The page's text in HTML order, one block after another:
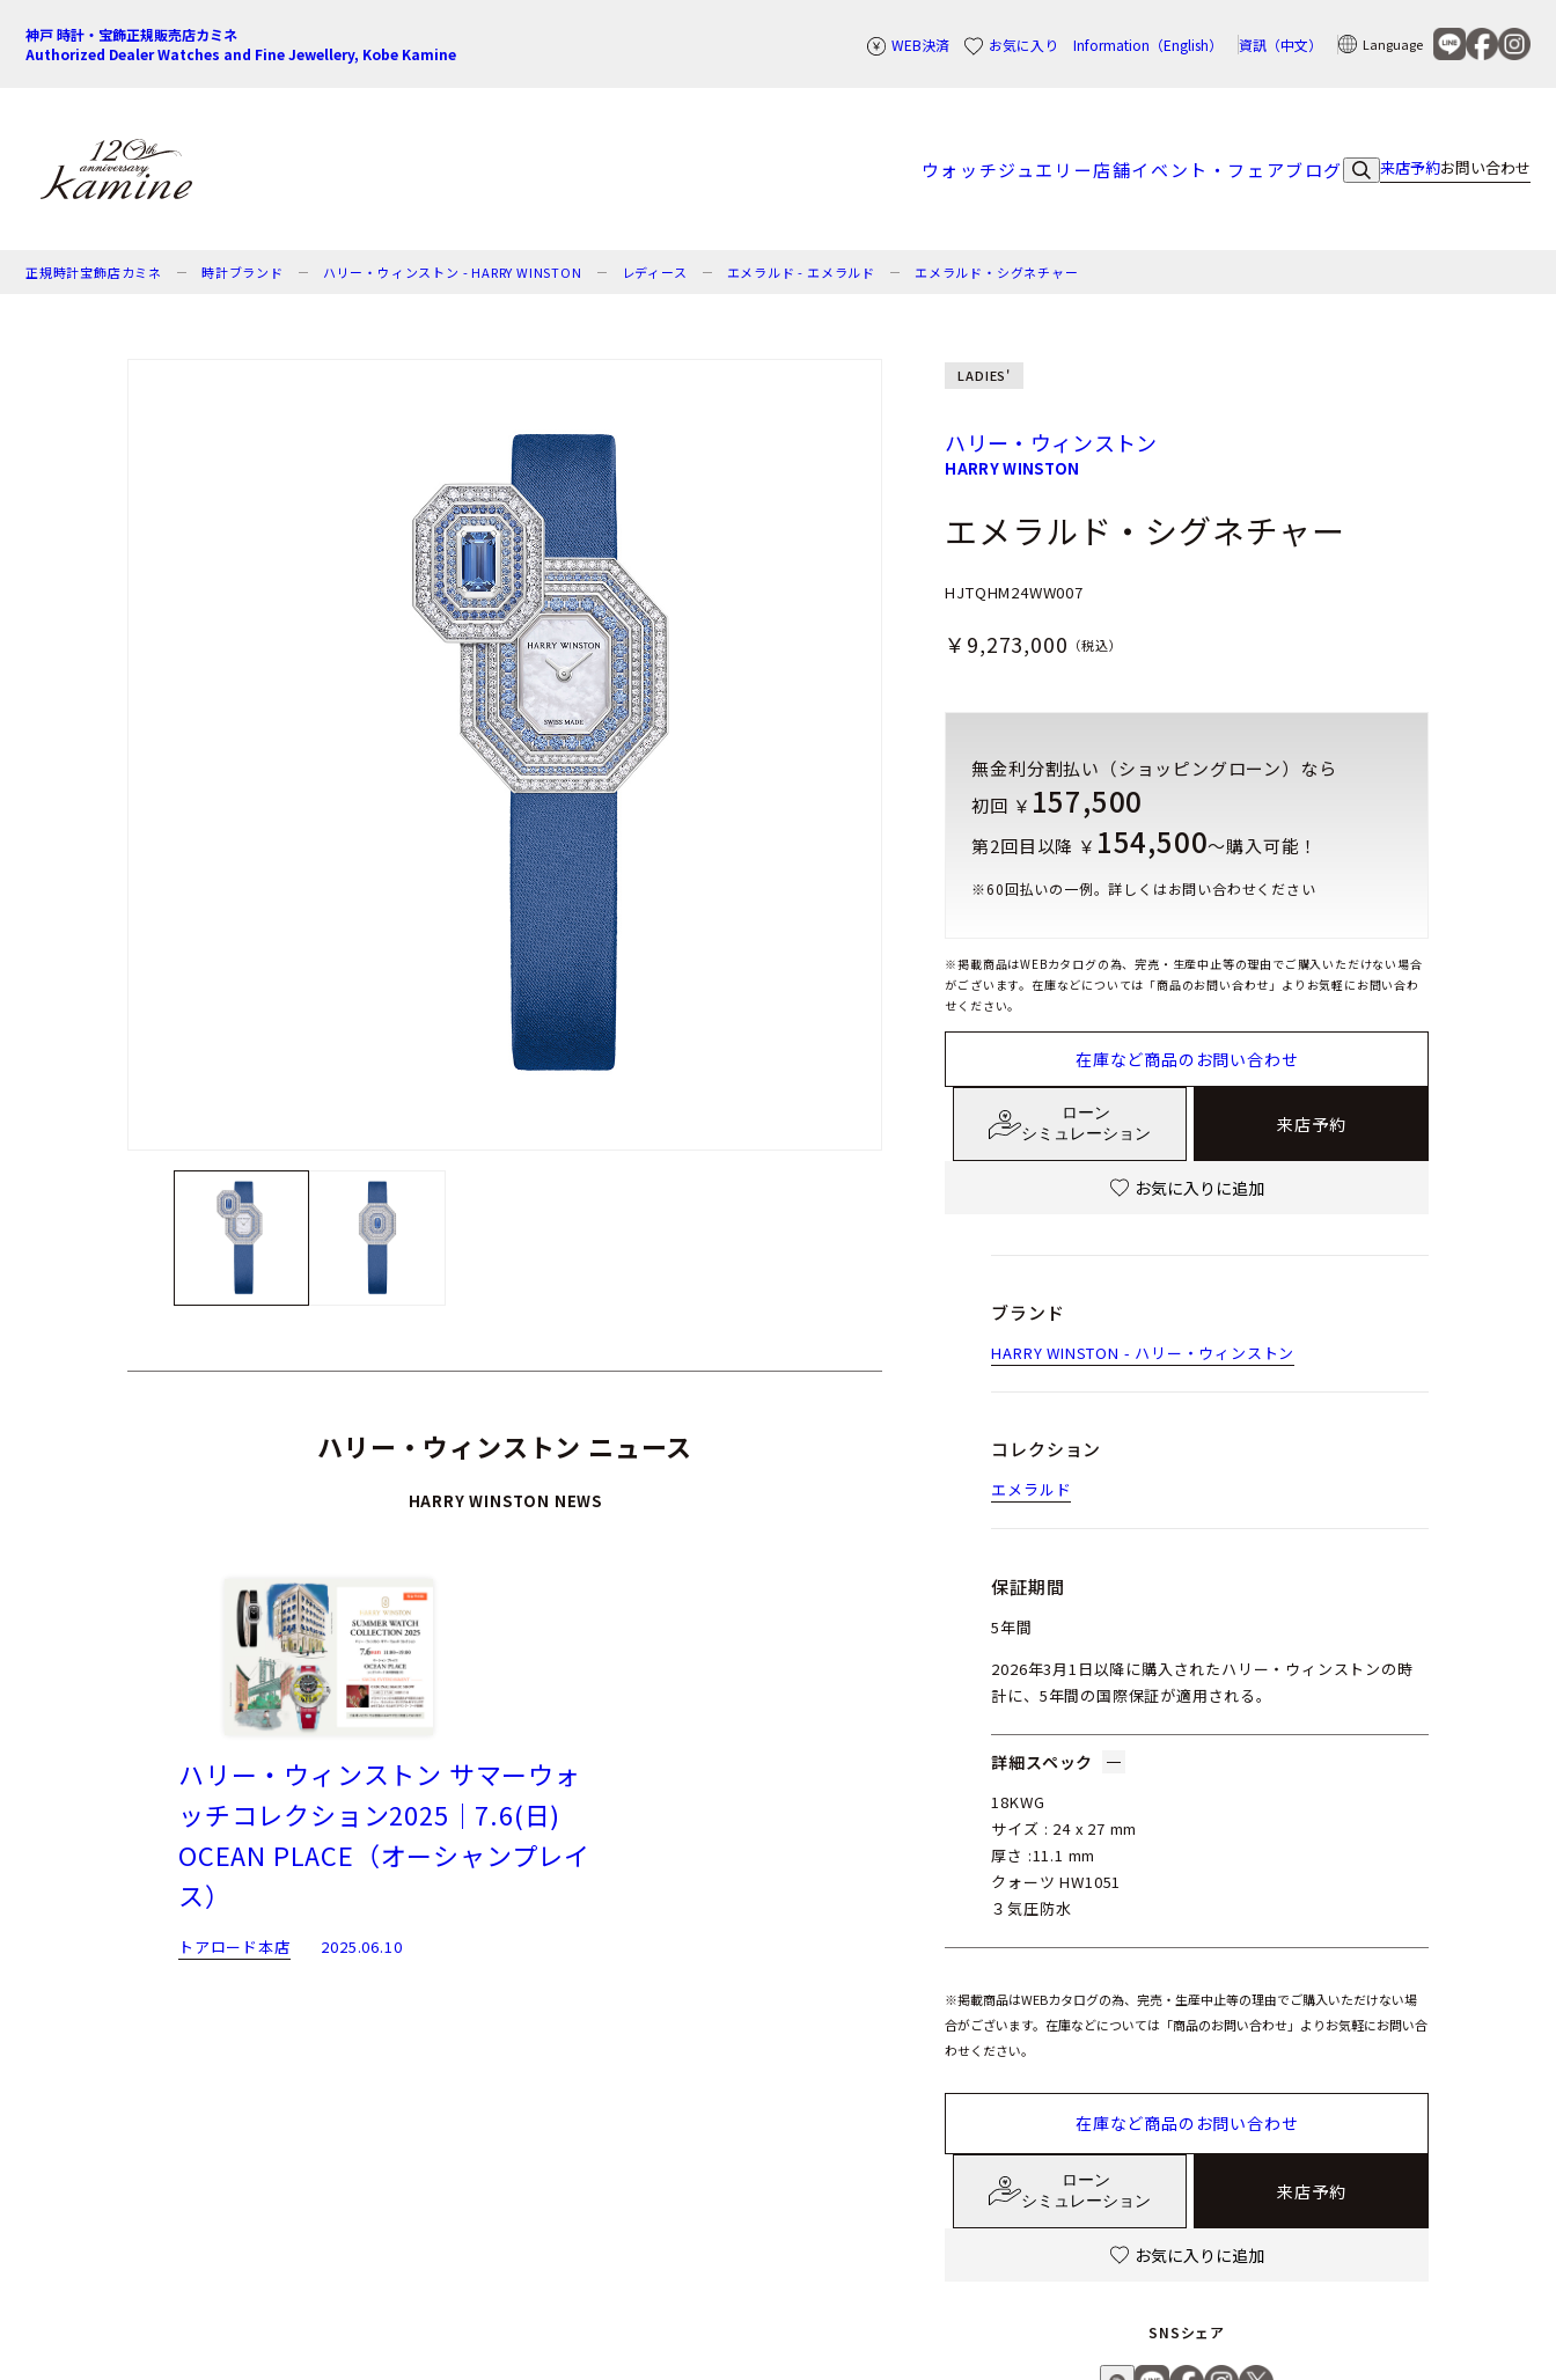
神戸 時計・宝飾正規販売店カミネ
Authorized Dealer Watches and Fine Jewellery, Kobe Kamine
WEB決済 お気に入り Information（English） 資訊（中文） Language
ウォッチジュエリー店舗イベント・フェアブログ 来店予約お問い合わせ
正規時計宝飾店カミネ 時計ブランド ハリー・ウィンストン - HARRY WINSTON レディース エメラルド - エメラルド エメラルド・シグネチャー
ハリー・ウィンストン ニュース
HARRY WINSTON NEWS
ハリー・ウィンストン サマーウォ
ッチコレクション2025｜7.6(日)
OCEAN PLACE（オーシャンプレイ
ス）
トアロード本店 2025.06.10
LADIES'
ハリー・ウィンストン
HARRY WINSTON
エメラルド・シグネチャー
HJTQHM24WW007
￥9,273,000 （税込）
無金利分割払い（ショッピングローン）なら
初回 ￥ 157,500
第2回目以降 ￥ 154,500～購入可能！
※60回払いの一例。詳しくはお問い合わせください
※掲載商品はWEBカタログの為、完売・生産中止等の理由でご購入いただけない場合
がございます。在庫などについては「商品のお問い合わせ」よりお気軽にお問い合わ
せください。
在庫など商品のお問い合わせ
ローン
シミュレーション
来店予約
お気に入りに追加
ブランド
HARRY WINSTON - ハリー・ウィンストン
コレクション
エメラルド
保証期間
5年間
2026年3月1日以降に購入されたハリー・ウィンストンの時
計に、5年間の国際保証が適用される。
詳細スペック
18KWG
サイズ : 24 x 27 mm
厚さ :11.1 mm
クォーツ HW1051
３気圧防水
※掲載商品はWEBカタログの為、完売・生産中止等の理由でご購入いただけない場
合がございます。在庫などについては「商品のお問い合わせ」よりお気軽にお問い合
わせください。
在庫など商品のお問い合わせ
ローン
シミュレーション
来店予約
お気に入りに追加
SNSシェア